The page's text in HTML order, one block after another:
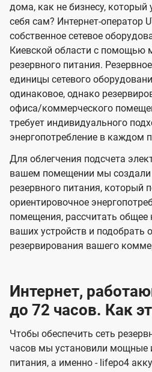
дома, как не бизнесу, который
себя сам? Интернет-оператор
собственное сетевое
Киевской области с помощью
резервного питания.
единицы сетевого
одинаковое, однако
офиса/коммерческого
требует индивидуального
энергопотребление в каждом
Для облегчения подсчета
вашем помещении мы создали
резервного питания, который
ориентировочное
помещения, рассчитать общее
ваших устройств и подобрать
резервирования вашего
Интернет,
до 72 часов. Как
Чтобы обеспечить сеть
часов мы установили мощные
питания, а именно - lifepo4